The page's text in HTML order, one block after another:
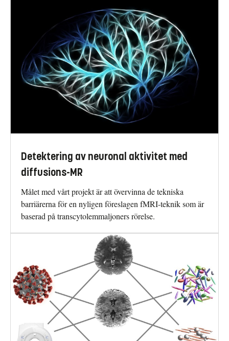
Detektering av neuronal aktivitet med
diffusions-MR
Målet med vårt projekt är att övervinna de tekniska
barriärerna för en nyligen föreslagen fMRI-teknik som är
baserad på transcytolemmaljoners rörelse.